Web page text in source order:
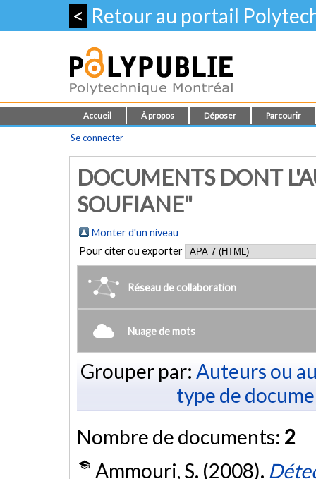
< Retour au portail
Accueil À propos Déposer Parcourir
Se connecter
DOCUMENTS DONT
SOUFIANE"
Monter d'un niveau
Pour citer ou exporter
Réseau de collaboration
Nuage de mots
Grouper par: Auteurs ou
type de
Nombre de documents: 2
Ammouri, S. (2008).